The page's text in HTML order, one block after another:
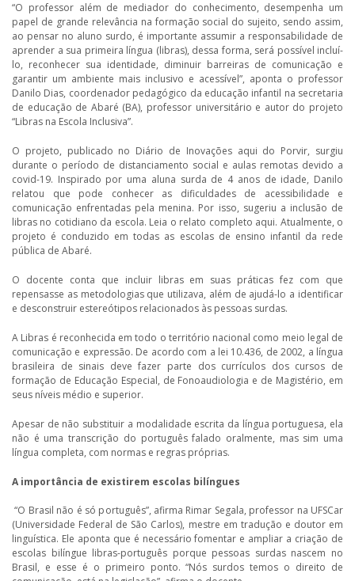
“O professor além de mediador do conhecimento, desempenha um
papel de grande relevância na formação social do sujeito, sendo assim,
ao pensar no aluno surdo, é importante assumir a responsabilidade de
aprender a sua primeira língua (libras), dessa forma, será possível incluí-
lo, reconhecer sua identidade, diminuir barreiras de comunicação e
garantir um ambiente mais inclusivo e acessível”, aponta o professor
Danilo Dias, coordenador pedagógico da educação infantil na secretaria
de educação de Abaré (BA), professor universitário e autor do projeto
“Libras na Escola Inclusiva”.
O projeto, publicado no Diário de Inovações aqui do Porvir, surgiu
durante o período de distanciamento social e aulas remotas devido a
covid-19. Inspirado por uma aluna surda de 4 anos de idade, Danilo
relatou que pode conhecer as dificuldades de acessibilidade e
comunicação enfrentadas pela menina. Por isso, sugeriu a inclusão de
libras no cotidiano da escola. Leia o relato completo aqui. Atualmente, o
projeto é conduzido em todas as escolas de ensino infantil da rede
pública de Abaré.
O docente conta que incluir libras em suas práticas fez com que
repensasse as metodologias que utilizava, além de ajudá-lo a identificar
e desconstruir estereótipos relacionados às pessoas surdas.
A Libras é reconhecida em todo o território nacional como meio legal de
comunicação e expressão. De acordo com a lei 10.436, de 2002, a língua
brasileira de sinais deve fazer parte dos currículos dos cursos de
formação de Educação Especial, de Fonoaudiologia e de Magistério, em
seus níveis médio e superior.
Apesar de não substituir a modalidade escrita da língua portuguesa, ela
não é uma transcrição do português falado oralmente, mas sim uma
língua completa, com normas e regras próprias.
A importância de existirem escolas bilíngues
“O Brasil não é só português”, afirma Rimar Segala, professor na UFSCar
(Universidade Federal de São Carlos), mestre em tradução e doutor em
linguística. Ele aponta que é necessário fomentar e ampliar a criação de
escolas bilíngue libras-português porque pessoas surdas nascem no
Brasil, e esse é o primeiro ponto. “Nós surdos temos o direito de